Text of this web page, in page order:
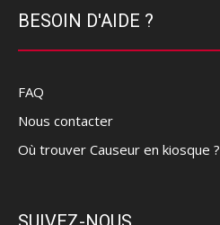
BESOIN D'AIDE ?
FAQ
Nous contacter
Où trouver Causeur en kiosque ?